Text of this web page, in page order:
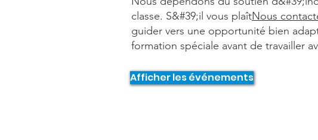
classe. S&#39;il vous plaîtNous
guider vers une opportunité bien
formation spéciale avant de travailler
Afficher les événements